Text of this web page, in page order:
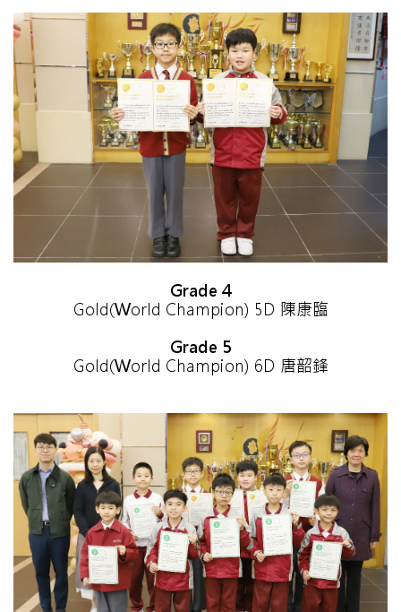
Grade 4
Gold(World Champion) 5D 陳康臨
Grade 5
Gold(World Champion) 6D 唐韶鋒